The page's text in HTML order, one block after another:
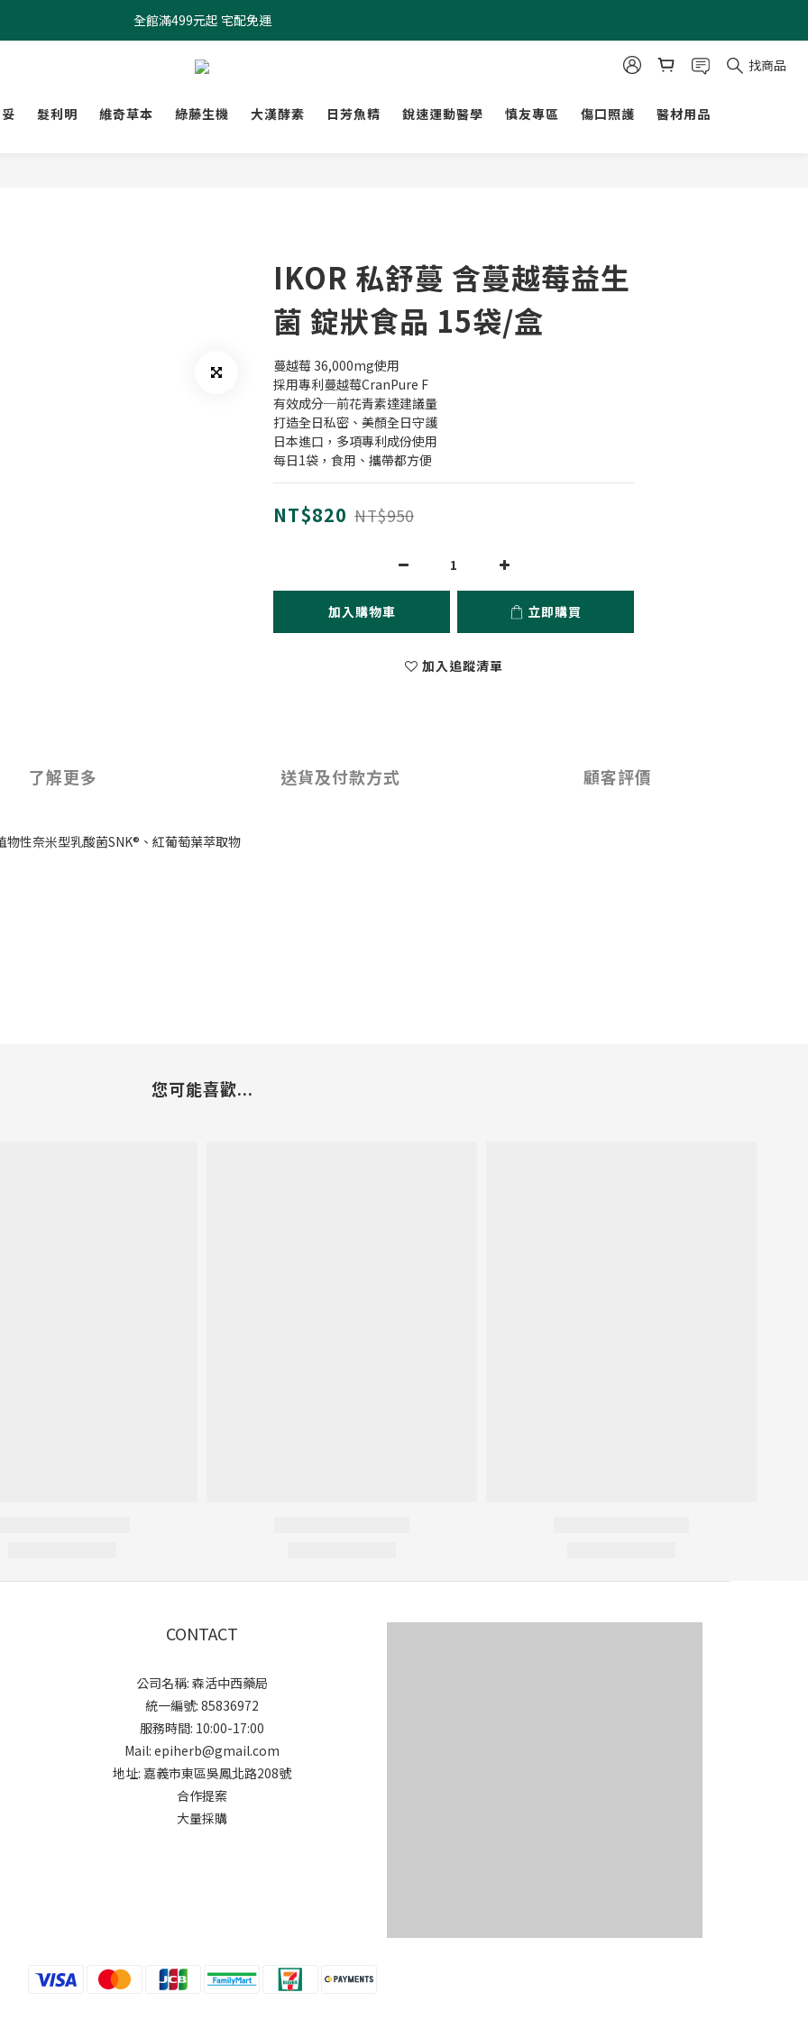
全館滿499元起 宅配免運
全館滿499元起 宅配免運
加入會員 $100元購物金現領現折 找商品
髮利明 維奇草本 綠藤生機 大漢酵素 日芳魚精 銳速運動醫學 慎友專區 傷口照護 醫材用品
IKOR 私舒蔓 含蔓越莓益生
菌 錠狀食品 15袋/盒
蔓越莓 36,000mg使用
採用專利蔓越莓CranPure F
有效成分─前花青素達建議量
打造全日私密、美顏全日守護
日本進口，多項專利成份使用
每日1袋，食用、攜帶都方便
NT$820 NT$950
加入購物車 立即購買
加入追蹤清單
了解更多 送貨及付款方式 顧客評價
性奈米型乳酸菌SNK®、紅葡萄葉萃取物
您可能喜歡...
CONTACT
公司名稱: 森活中西藥局
統一編號: 85836972
服務時間: 10:00-17:00
Mail: epiherb@gmail.com
地址: 嘉義市東區吳鳳北路208號
合作提案
大量採購